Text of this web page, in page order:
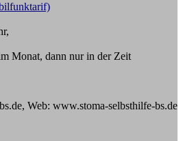
Monat, dann nur in der Zeit
Web: www.stoma-selbsthilfe-bs.de